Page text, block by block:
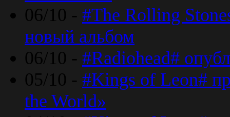
06/10 - #The Rolling
новый альбом
06/10 - #Radiohead#
05/10 - #Kings of Leon#
the World»